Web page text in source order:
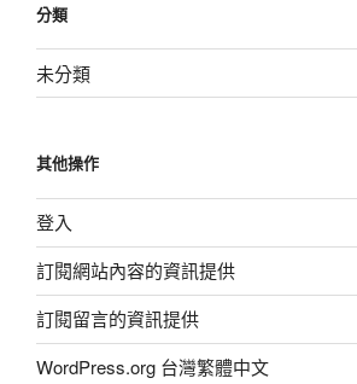
分類
未分類
其他操作
登入
訂閱網站內容的資訊提供
訂閱留言的資訊提供
WordPress.org 台灣繁體中文